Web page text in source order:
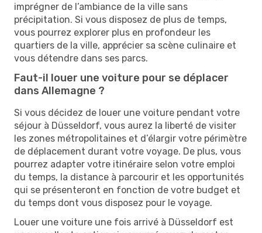
imprégner de l’ambiance de la ville sans
précipitation. Si vous disposez de plus de temps,
vous pourrez explorer plus en profondeur les
quartiers de la ville, apprécier sa scène culinaire et
vous détendre dans ses parcs.
Faut-il louer une voiture pour se déplacer
dans Allemagne ?
Si vous décidez de louer une voiture pendant votre
séjour à Düsseldorf, vous aurez la liberté de visiter
les zones métropolitaines et d’élargir votre périmètre
de déplacement durant votre voyage. De plus, vous
pourrez adapter votre itinéraire selon votre emploi
du temps, la distance à parcourir et les opportunités
qui se présenteront en fonction de votre budget et
du temps dont vous disposez pour le voyage.
Louer une voiture une fois arrivé à Düsseldorf est